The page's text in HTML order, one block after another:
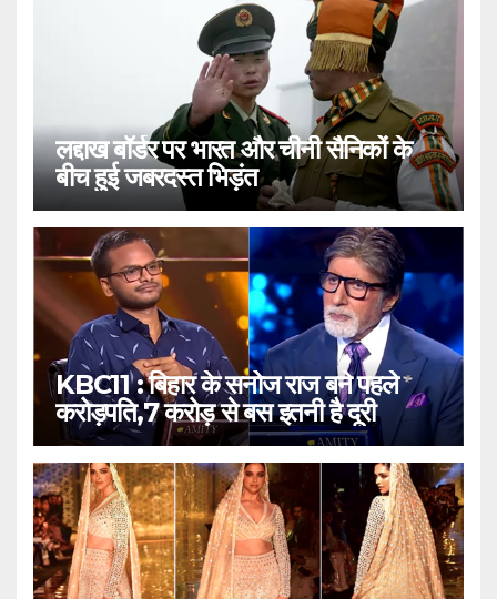
लद्दाख बॉर्डर पर भारत और चीनी सैनिकों के
बीच हुई जबरदस्त भिड़ंत
KBC11 : बिहार के सनोज राज बने पहले
करोड़पति,7 करोड़ से बस इतनी है दूरी